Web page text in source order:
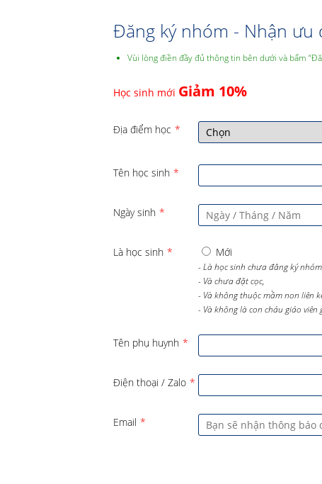
Đăng ký nhóm - Nhận ưu
Vùi lòng điền đầy đủ thông tin bên dưới và bấm
Học sinh mới Giảm 10%
Địa điểm học *
Tên học sinh *
Ngày sinh *
Là học sinh * Mới
- Là học sinh chưa đăng ký
- Và chưa đặt cọc,
- Và không thuộc mầm non liên
- Và không là con cháu giáo viên
Tên phụ huynh *
Điện thoại / Zalo *
Email *